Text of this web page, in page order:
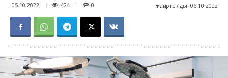
05.10.2022 424 жаңартылды: 06.10.2022
0